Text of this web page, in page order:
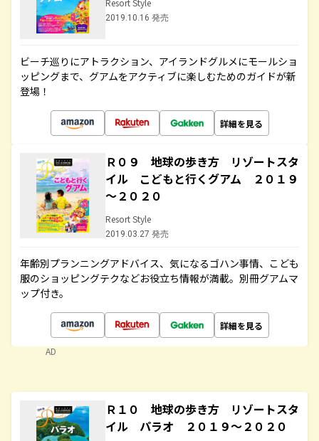
Resort Style
2019.10.16 発売
ビーチ巡りにアトラクション、アイランドグルメにモールショ
ッピングまで、グアムをアクティブに楽しむためのガイドが新
登場！
詳細を見る
Ｒ０９ 地球の歩き方 リゾートスタ
イル こどもと行くグアム ２０１９
～２０２０
Resort Style
2019.03.27 発売
年齢別プランニングアドバイス、気になるゴハン事情、こども
服のショッピングテクなどお役立ち情報が満載。別冊グアムマ
ップ付き。
詳細を見る
AD
Ｒ１０ 地球の歩き方 リゾートスタ
イル パラオ ２０１９～２０２０